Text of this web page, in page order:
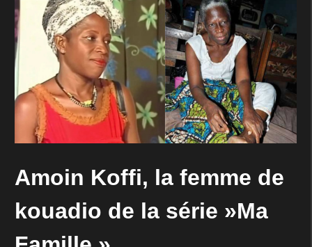
Amoin Koffi, la femme de
kouadio de la série »Ma